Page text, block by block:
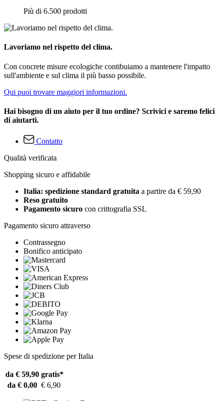
Più di 6.500 prodotti
Lavoriamo nel rispetto del clima.
Con concrete misure ecologiche contibuiamo a mantenere l'impatto
sull'ambiente e sul clima il più basso possibile.
Qui puoi trovare maggiori informazioni.
Hai bisogno di un aiuto per il tuo ordine? Scrivici e saremo felici
di aiutarti.
Contatto
Qualità verificata
Shopping sicuro e affidabile
Italia: spedizione standard gratuita a partire da € 59,90
Reso gratuito
Pagamento sicuro con crittografia SSL
Pagamento sicuro attraverso
Contrassegno
Bonifico anticipato
Spese di spedizione per Italia
da € 59,90 gratis*
da € 0,00 € 6,90